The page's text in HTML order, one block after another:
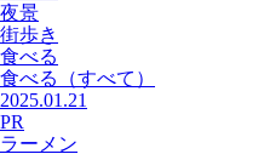
夜景
街歩き
食べる
食べる
（すべて）
2025.01.21
PR
ラーメン